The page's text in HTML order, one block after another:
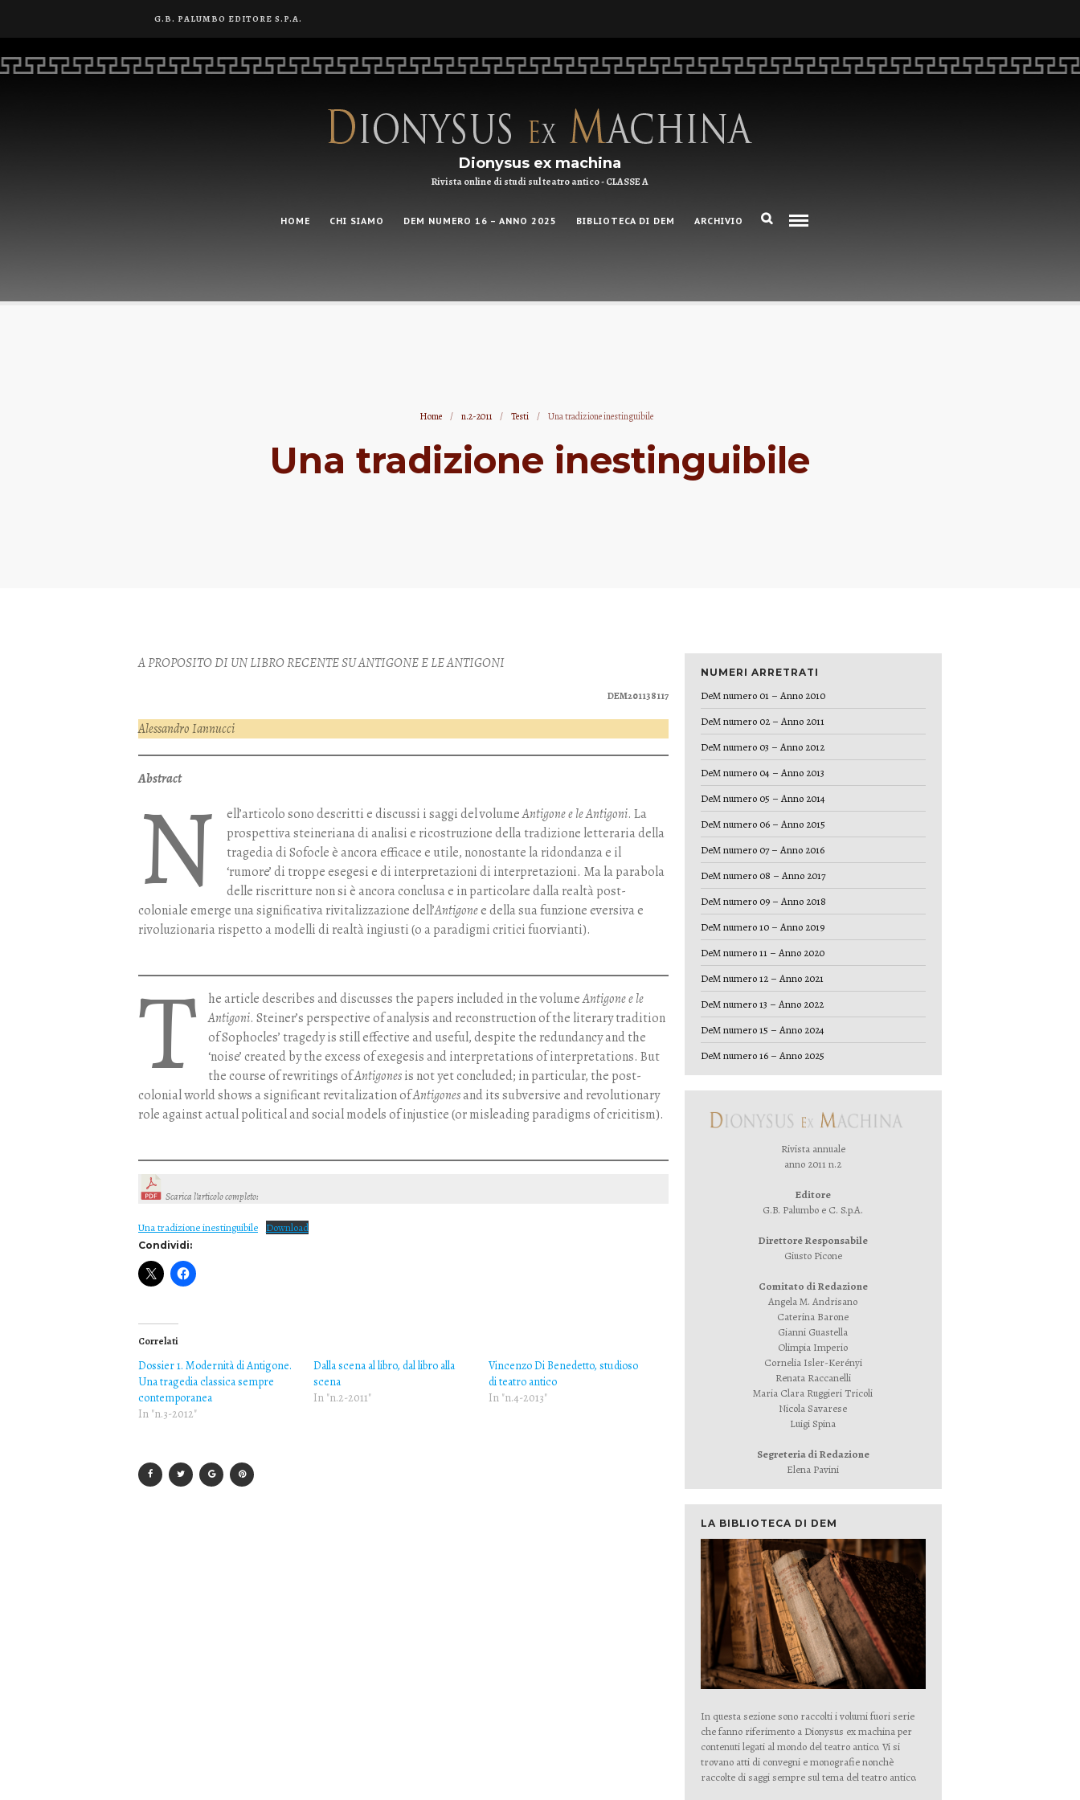
G.B. PALUMBO EDITORE S.P.A.
Dionysus ex machina
Rivista online di studi sul teatro antico - CLASSE A
HOME CHI SIAMO DEM NUMERO 16 – ANNO 2025 BIBLIOTECA DI DEM ARCHIVIO
Home / n.2-2011 / Testi / Una tradizione inestinguibile
Una tradizione inestinguibile
A PROPOSITO DI UN LIBRO RECENTE SU ANTIGONE E LE ANTIGONI
DEM201138117
Alessandro Iannucci
Abstract
N ell’articolo sono descritti e discussi i saggi del volumeAntigone e le Antigoni. La
prospettiva steineriana di analisi e ricostruzione della tradizione letteraria della
tragedia di Sofocle è ancora efficace e utile, nonostante la ridondanza e il
‘rumore’ di troppe esegesi e di interpretazioni di interpretazioni. Ma la parabola
delle riscritture non si è ancora conclusa e in particolare dalla realtà post-
coloniale emerge una significativa rivitalizzazione dell’Antigonee della sua funzione eversiva e
rivoluzionaria rispetto a modelli di realtà ingiusti (o a paradigmi critici fuorvianti).
T he article describes and discusses the papers included in the volumeAntigone e le
Antigoni. Steiner’s perspective of analysis and reconstruction of the literary tradition
of Sophocles’ tragedy is still effective and useful, despite the redundancy and the
‘noise’ created by the excess of exegesis and interpretations of interpretations. But
the course of rewritings ofAntigonesis not yet concluded; in particular, the post-
colonial world shows a significant revitalization ofAntigonesand its subversive and revolutionary
role against actual political and social models of injustice (or misleading paradigms of cricitism).
Scarica l’articolo completo:
Una tradizione inestinguibile Download
Condividi:
Correlati
Dossier 1. Modernità di Antigone.
Una tragedia classica sempre
contemporanea
In "n.3-2012"
Dalla scena al libro, dal libro alla
scena
In "n.2-2011"
Vincenzo Di Benedetto, studioso
di teatro antico
In "n.4-2013"
NUMERI ARRETRATI
DeM numero 01 – Anno 2010
DeM numero 02 – Anno 2011
DeM numero 03 – Anno 2012
DeM numero 04 – Anno 2013
DeM numero 05 – Anno 2014
DeM numero 06 – Anno 2015
DeM numero 07 – Anno 2016
DeM numero 08 – Anno 2017
DeM numero 09 – Anno 2018
DeM numero 10 – Anno 2019
DeM numero 11 – Anno 2020
DeM numero 12 – Anno 2021
DeM numero 13 – Anno 2022
DeM numero 15 – Anno 2024
DeM numero 16 – Anno 2025
Rivista annuale
anno 2011 n.2
Editore
G.B. Palumbo e C. S.p.A.
Direttore Responsabile
Giusto Picone
Comitato di Redazione
Angela M. Andrisano
Caterina Barone
Gianni Guastella
Olimpia Imperio
Cornelia Isler-Kerényi
Renata Raccanelli
Maria Clara Ruggieri Tricoli
Nicola Savarese
Luigi Spina
Segreteria di Redazione
Elena Pavini
LA BIBLIOTECA DI DEM
In questa sezione sono raccolti i volumi fuori serie
che fanno riferimento a Dionysus ex machina per
contenuti legati al mondo del teatro antico. Vi si
trovano atti di convegni e monografie nonchè
raccolte di saggi sempre sul tema del teatro antico.